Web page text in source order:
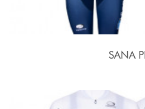
SANA